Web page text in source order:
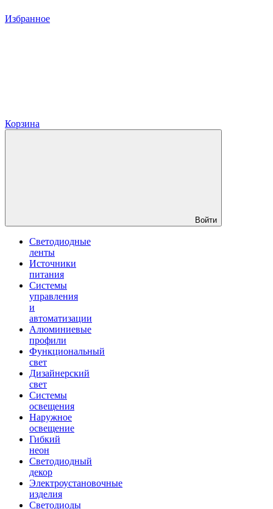
Избранное
Корзина
Войти
Светодиодные
ленты
Источники
питания
Системы
управления
и
автоматизации
Алюминиевые
профили
Функциональный
свет
Дизайнерский
свет
Системы
освещения
Наружное
освещение
Гибкий
неон
Светодиодный
декор
Электроустановочные
изделия
Светодиоды